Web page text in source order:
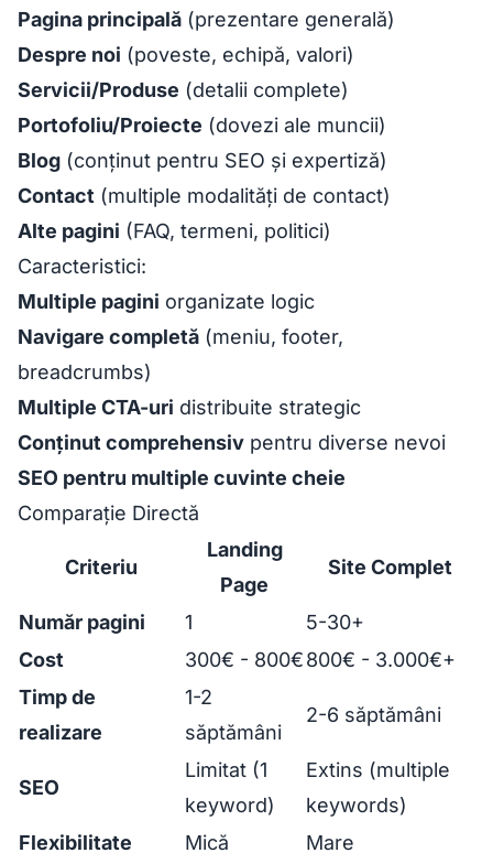
Pagina principală (prezentare generală)
Despre noi (poveste, echipă, valori)
Servicii/Produse (detalii complete)
Portofoliu/Proiecte (dovezi ale muncii)
Blog (conținut pentru SEO și expertiză)
Contact (multiple modalități de contact)
Alte pagini (FAQ, termeni, politici)
Caracteristici:
Multiple pagini organizate logic
Navigare completă (meniu, footer,
breadcrumbs)
Multiple CTA-uri distribuite strategic
Conținut comprehensiv pentru diverse nevoi
SEO pentru multiple cuvinte cheie
Comparație Directă
Criteriu
Landing
Page
Site Complet
Număr pagini 1
5-30+
Cost
300€ - 800€800€ - 3.000€+
Timp de
realizare
1-2
săptămâni
2-6 săptămâni
SEO
Limitat (1
keyword)
Extins (multiple
keywords)
Flexibilitate
Mică Mare